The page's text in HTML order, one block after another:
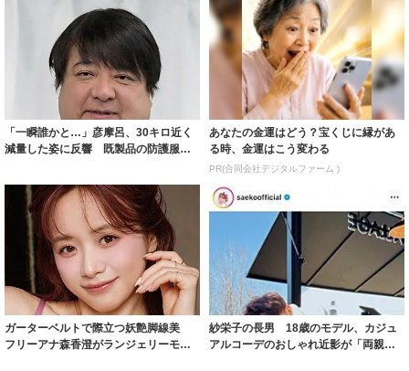
「一瞬誰かと…」彦摩呂、30キロ近く
減量した姿に反響 既製品の防護服が
あなたの金運はどう？宝くじに縁があ
る時、金運はこう変わる
PR(合同会社デジタルファーム )
ガーターベルトで際立つ妖艶脚線美
フリーアナ森香澄がランジェリーモデ
紗栄子の長男 18歳のモデル、カジュ
アルコーデのおしゃれ近影が「両親の